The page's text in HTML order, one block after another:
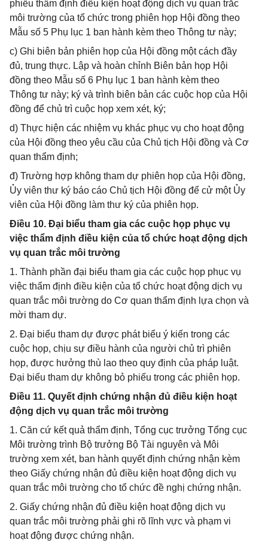
phiếu thẩm định điều kiện hoạt động dịch vụ quan trắc
môi trường của tổ chức trong phiên họp Hội đồng theo
Mẫu số 5 Phụ lục 1 ban hành kèm theo Thông tư này;
c) Ghi biên bản phiên họp của Hội đồng một cách đầy
đủ, trung thực. Lập và hoàn chỉnh Biên bản họp Hội
đồng theo Mẫu số 6 Phụ lục 1 ban hành kèm theo
Thông tư này; ký và trình biên bản các cuộc họp của Hội
đồng để chủ trì cuộc họp xem xét, ký;
d) Thực hiện các nhiệm vụ khác phục vụ cho hoạt động
của Hội đồng theo yêu cầu của Chủ tịch Hội đồng và Cơ
quan thẩm định;
đ) Trường hợp không tham dự phiên họp của Hội đồng,
Ủy viên thư ký báo cáo Chủ tịch Hội đồng để cử một Ủy
viên của Hội đồng làm thư ký của phiên họp.
Điều 10. Đại biểu tham gia các cuộc họp phục vụ
việc thẩm định điều kiện của tổ chức hoạt động dịch
vụ quan trắc môi trường
1. Thành phần đại biểu tham gia các cuộc họp phục vụ
việc thẩm định điều kiện của tổ chức hoạt động dịch vụ
quan trắc môi trường do Cơ quan thẩm định lựa chọn và
mời tham dự.
2. Đại biểu tham dự được phát biểu ý kiến trong các
cuộc họp, chịu sự điều hành của người chủ trì phiên
họp, được hưởng thù lao theo quy định của pháp luật.
Đại biểu tham dự không bỏ phiếu trong các phiên họp.
Điều 11. Quyết định chứng nhận đủ điều kiện hoạt
động dịch vụ quan trắc môi trường
1. Căn cứ kết quả thẩm định, Tổng cục trưởng Tổng cục
Môi trường trình Bộ trưởng Bộ Tài nguyên và Môi
trường xem xét, ban hành quyết định chứng nhận kèm
theo Giấy chứng nhận đủ điều kiện hoạt động dịch vụ
quan trắc môi trường cho tổ chức đề nghị chứng nhận.
2. Giấy chứng nhận đủ điều kiện hoạt động dịch vụ
quan trắc môi trường phải ghi rõ lĩnh vực và phạm vi
hoạt động được chứng nhận.